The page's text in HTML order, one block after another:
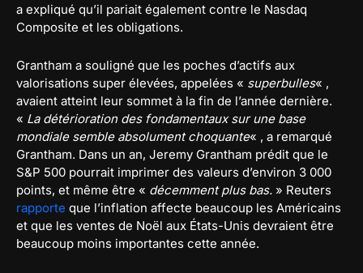
a expliqué qu’il pariait également contre le Nasdaq
Composite et les obligations.
Grantham a souligné que les poches d’actifs aux
valorisations super élevées, appelées « superbulles« ,
avaient atteint leur sommet à la fin de l’année dernière.
« La détérioration des fondamentaux sur une base
mondiale semble absolument choquante« , a remarqué
Grantham. Dans un an, Jeremy Grantham prédit que le
S&P 500 pourrait imprimer des valeurs d’environ 3 000
points, et même être « décemment plus bas. » Reuters
rapporte que l’inflation affecte beaucoup les Américains
et que les ventes de Noël aux États-Unis devraient être
beaucoup moins importantes cette année.